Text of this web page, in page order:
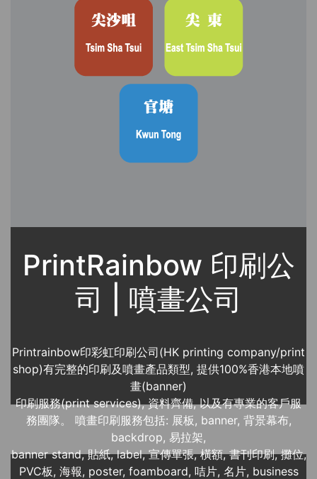
PrintRainbow 印刷公
司 | 噴畫公司
Printrainbow印彩虹印刷公司(HK printing company/print
shop)有完整的印刷及噴畫產品類型, 提供100%香港本地噴
畫(banner)
印刷服務(print services), 資料齊備, 以及有專業的客戶服
務團隊。 噴畫印刷服務包括: 展板, banner, 背景幕布,
backdrop, 易拉架,
banner stand, 貼紙, label, 宣傳單張, 橫額, 書刊印刷, 攤位,
PVC板, 海報, poster, foamboard, 咭片, 名片, business